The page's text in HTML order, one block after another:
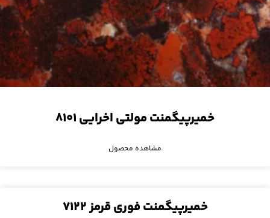
خمیرپیگمنت مولتی اخرایی ۸۱۰۱
مشاهده محصول
خمیرپیگمنت فوری قرمز ۷۱۲۲